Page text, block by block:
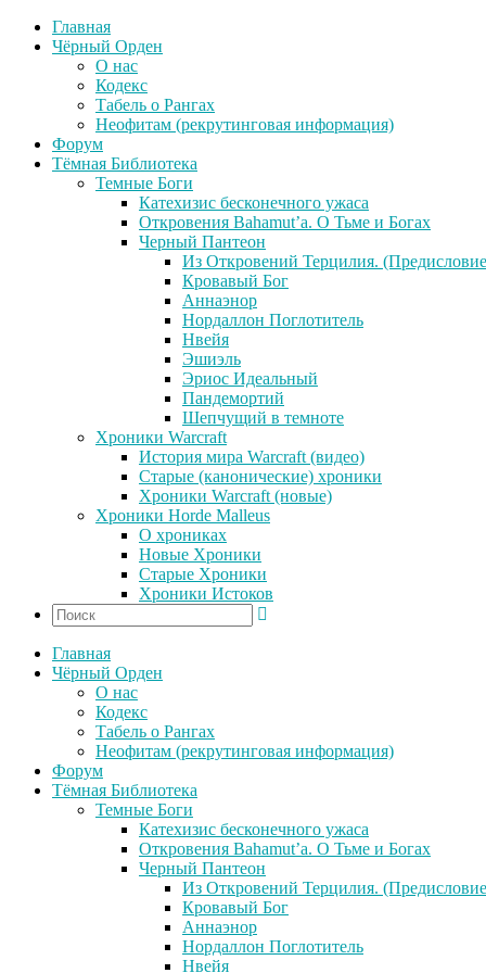
Главная
Чёрный Орден
О нас
Кодекс
Табель о Рангах
Неофитам (рекрутинговая информация)
Форум
Тёмная Библиотека
Темные Боги
Катехизис бесконечного ужаса
Откровения Bahamut’a. О Тьме и Богах
Черный Пантеон
Из Откровений Терцилия.
Кровавый Бог
Аннаэнор
Нордаллон Поглотитель
Нвейя
Эшиэль
Эриос Идеальный
Пандемортий
Шепчущий в темноте
Хроники Warcraft
История мира Warcraft (видео)
Старые (канонические) хроники
Хроники Warcraft (новые)
Хроники Horde Malleus
О хрониках
Новые Хроники
Старые Хроники
Хроники Истоков
Главная
Чёрный Орден
О нас
Кодекс
Табель о Рангах
Неофитам (рекрутинговая информация)
Форум
Тёмная Библиотека
Темные Боги
Катехизис бесконечного ужаса
Откровения Bahamut’a. О Тьме и Богах
Черный Пантеон
Из Откровений Терцилия.
Кровавый Бог
Аннаэнор
Нордаллон Поглотитель
Нвейя